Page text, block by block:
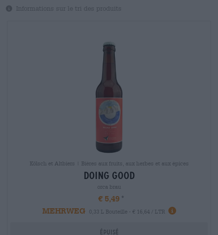
Informations sur le tri des produits
Kölsch et Altbiers | Bières aux fruits, aux herbes et aux épices
doing good
orca brau
€ 5,49
MEHRWEG
0,33 L Bouteille - € 16,64 / LTR
Épuisé